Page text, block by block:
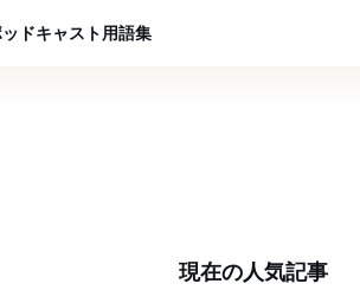
ドキャスト用語集
現在の人気記事